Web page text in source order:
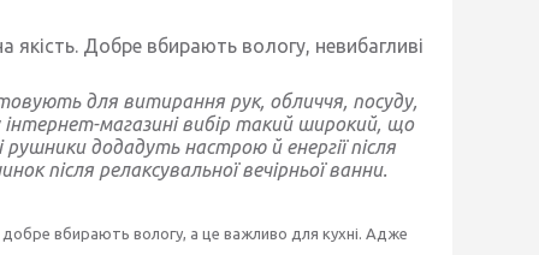
якість. Добре вбирають вологу, невибагливі
для витирання рук, обличчя, посуду,
магазині вибір такий широкий, що
додадуть настрою й енергії після
після релаксувальної вечірньої ванни.
добре вбирають вологу, а це важливо для кухні. Адже